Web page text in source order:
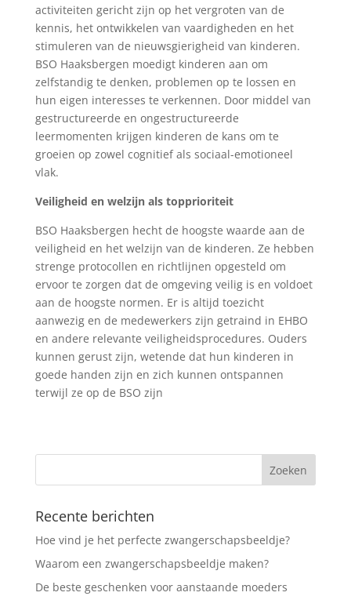
activiteiten gericht zijn op het vergroten van de
kennis, het ontwikkelen van vaardigheden en het
stimuleren van de nieuwsgierigheid van kinderen.
BSO Haaksbergen moedigt kinderen aan om
zelfstandig te denken, problemen op te lossen en
hun eigen interesses te verkennen. Door middel van
gestructureerde en ongestructureerde
leermomenten krijgen kinderen de kans om te
groeien op zowel cognitief als sociaal-emotioneel
vlak.
Veiligheid en welzijn als topprioriteit
BSO Haaksbergen hecht de hoogste waarde aan de
veiligheid en het welzijn van de kinderen. Ze hebben
strenge protocollen en richtlijnen opgesteld om
ervoor te zorgen dat de omgeving veilig is en voldoet
aan de hoogste normen. Er is altijd toezicht
aanwezig en de medewerkers zijn getraind in EHBO
en andere relevante veiligheidsprocedures. Ouders
kunnen gerust zijn, wetende dat hun kinderen in
goede handen zijn en zich kunnen ontspannen
terwijl ze op de BSO zijn
Recente berichten
Hoe vind je het perfecte zwangerschapsbeeldje?
Waarom een zwangerschapsbeeldje maken?
De beste geschenken voor aanstaande moeders